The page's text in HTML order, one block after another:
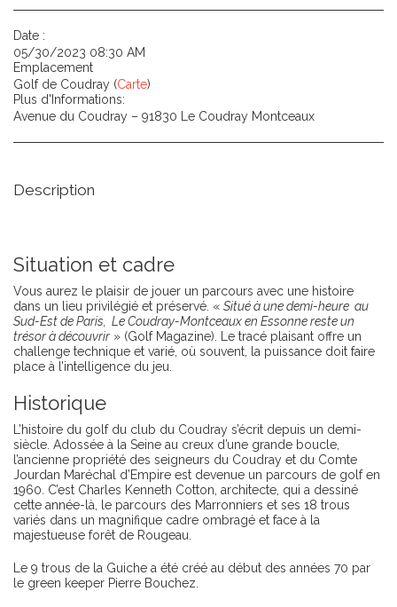
Date :
05/30/2023 08:30 AM
Emplacement
Golf de Coudray (Carte)
Plus d'Informations:
Avenue du Coudray – 91830 Le Coudray Montceaux
Description
Situation et cadre
Vous aurez le plaisir de jouer un parcours avec une histoire
dans un lieu privilégié et préservé. « Situé à une demi-heure au
Sud-Est de Paris, Le Coudray-Montceaux en Essonne reste un
trésor à découvrir » (Golf Magazine). Le tracé plaisant offre un
challenge technique et varié, où souvent, la puissance doit faire
place à l’intelligence du jeu.
Historique
L’histoire du golf du club du Coudray s’écrit depuis un demi-
siècle. Adossée à la Seine au creux d’une grande boucle,
l’ancienne propriété des seigneurs du Coudray et du Comte
Jourdan Maréchal d’Empire est devenue un parcours de golf en
1960. C’est Charles Kenneth Cotton, architecte, qui a dessiné
cette année-là, le parcours des Marronniers et ses 18 trous
variés dans un magnifique cadre ombragé et face à la
majestueuse forêt de Rougeau.
Le 9 trous de la Guiche a été créé au début des années 70 par
le green keeper Pierre Bouchez.